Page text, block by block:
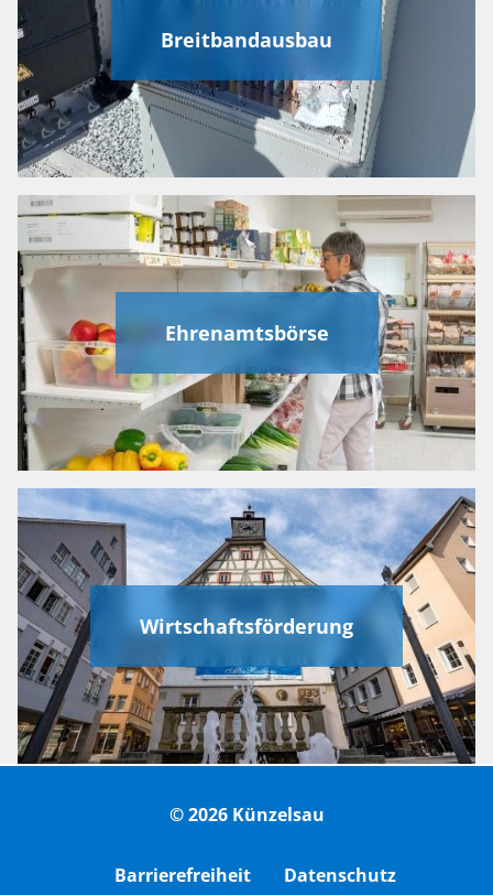
Breitbandausbau
Ehrenamtsbörse
Wirtschaftsförderung
© 2026 Künzelsau
Barrierefreiheit
Datenschutz